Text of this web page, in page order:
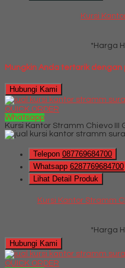
Kursi
*Harga
Mungkin Anda tertarik
Hubungi Kami
QUICK ORDER
Whatsapp
Kursi Kantor Stramm Chievo III
Telepon 087769684700
Whatsapp 6287769684700
Lihat Detail Produk
Kursi Kantor Stramm
*Harga
Hubungi Kami
QUICK ORDER